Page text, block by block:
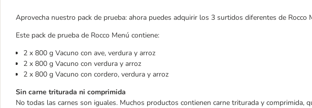
Aprovecha nuestro pack de prueba: ahora puedes adquirir los 3 surtidos diferentes de Rocco
Este pack de prueba de Rocco Menú contiene:
2 x 800 g Vacuno con ave, verdura y arroz
2 x 800 g Vacuno con verdura y arroz
2 x 800 g Vacuno con cordero, verdura y arroz
Sin carne triturada ni comprimida
No todas las carnes son iguales. Muchos productos contienen carne triturada y comprimida,